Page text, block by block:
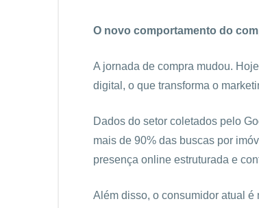
O novo comportamento do
A jornada de compra mudou.
digital, o que transforma o
Dados do setor coletados pelo
mais de 90% das buscas por
presença online estruturada e
Além disso, o consumidor atual